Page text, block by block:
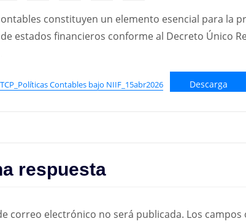
constituyen un elemento esencial para la
estados financieros conforme al Decreto Único
Contables bajo NIIF_15abr2026 Descarga
respuesta
correo electrónico no será publicada. Los